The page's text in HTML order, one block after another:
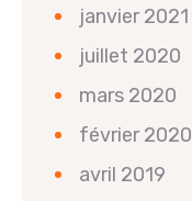
janvier 2021
juillet 2020
mars 2020
février 2020
avril 2019